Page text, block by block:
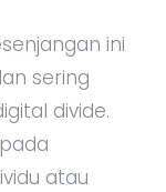
ini
sering
divide.
atau